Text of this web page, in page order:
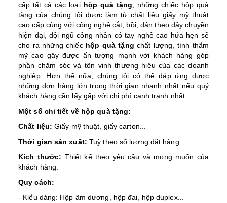
cấp tất cả các loại hộp quà tặng , những chiếc hộp quà
tặng của chúng tôi được làm từ chất liệu giấy mỹ thuật
cao cấp cùng với công nghệ cắt, bồi, dán theo dây chuyền
hiện đại, đội ngũ công nhân có tay nghề cao hứa hẹn sẽ
cho ra những chiếchộp quà tặng chất lượng, tính thẩm
mỹ cao gây được ấn tượng mạnh với khách hàng góp
phần chăm sóc và tôn vinh thương hiệu của các doanh
nghiệp. Hơn thế nữa, chúng tôi có thể đáp ứng được
những đơn hàng lớn trong thời gian nhanh nhất nếu quý
khách hàng cần lấy gấp với chi phí cạnh tranh nhất.
Một số chi tiết về hộp quà tặng:
Chất liệu: Giấy mỹ thuật, giấy carton...
Thời gian sản xuất: Tuỳ theo số lượng đặt hàng.
Kích thước: Thiết kế theo yêu cầu và mong muốn của
khách hàng.
Quy cách:
- Kiểu dáng: Hộp âm dương, hộp đai, hộp duplex...